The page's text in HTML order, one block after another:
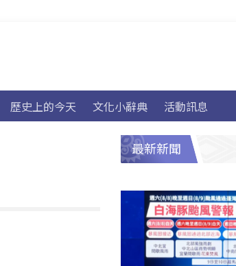
歷史上的今天 文化小辭典 活動訊息
最新新聞